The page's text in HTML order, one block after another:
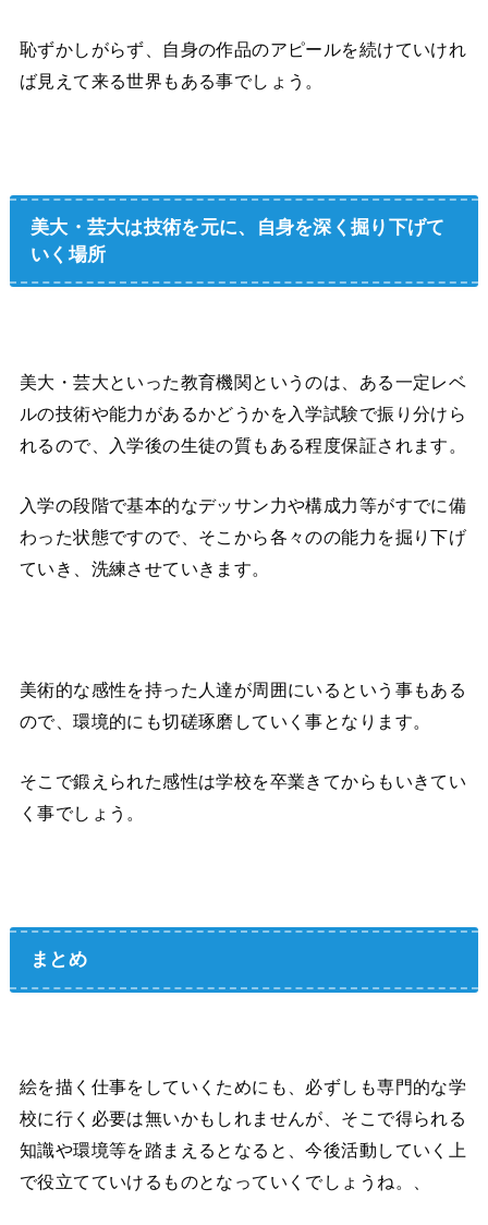
恥ずかしがらず、自身の作品のアピールを続けていけれ
ば見えて来る世界もある事でしょう。
美大・芸大は技術を元に、自身を深く掘り下げて
いく場所
美大・芸大といった教育機関というのは、ある一定レベ
ルの技術や能力があるかどうかを入学試験で振り分けら
れるので、入学後の生徒の質もある程度保証されます。
入学の段階で基本的なデッサン力や構成力等がすでに備
わった状態ですので、そこから各々のの能力を掘り下げ
ていき、洗練させていきます。
美術的な感性を持った人達が周囲にいるという事もある
ので、環境的にも切磋琢磨していく事となります。
そこで鍛えられた感性は学校を卒業きてからもいきてい
く事でしょう。
まとめ
絵を描く仕事をしていくためにも、必ずしも専門的な学
校に行く必要は無いかもしれませんが、そこで得られる
知識や環境等を踏まえるとなると、今後活動していく上
で役立てていけるものとなっていくでしょうね。、